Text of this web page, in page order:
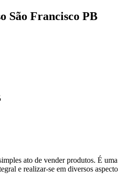
São Francisco PB
ato de vender produtos. É
e realizar-se em diversos